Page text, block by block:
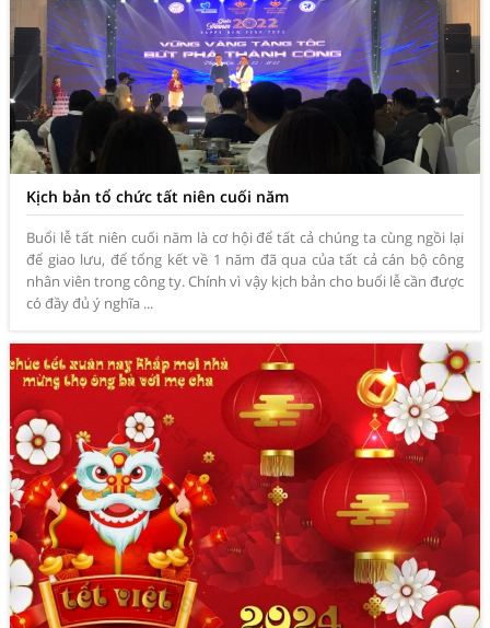
Kịch bản tổ chức tất niên cuối năm
Buổi lễ tất niên cuối năm là cơ hội để tất cả chúng ta cùng ngồi lại
để giao lưu, để tổng kết về 1 năm đã qua của tất cả cán bộ công
nhân viên trong công ty. Chính vì vậy kịch bản cho buổi lễ cần được
có đầy đủ ý nghĩa ...